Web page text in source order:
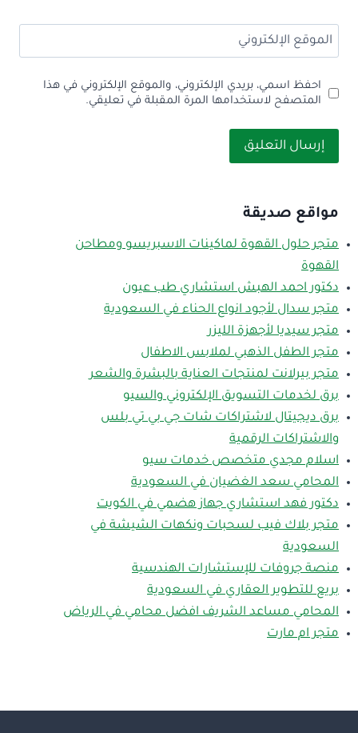
الموقع الإلكتروني
احفظ اسمي، بريدي الإلكتروني، والموقع الإلكتروني في هذا
المتصفح لاستخدامها المرة المقبلة في تعليقي.
مواقع صديقة
متجر حلول القهوة لماكينات الاسبريسو ومطاحن
القهوة
دكتور احمد الهبش استشاري طب عيون
متجر سدال لأجود انواع الحناء في السعودية
متجر سيديا لأجهزة الليزر
متجر الطفل الذهبي لملابس الاطفال
متجر بيرلانت لمنتجات العناية بالبشرة والشعر
برق لخدمات التسويق الإلكتروني والسيو
برق ديجيتال لاشتراكات شات جي بي تي بلس
والاشتراكات الرقمية
اسلام مجدي متخصص خدمات سيو
المحامي سعد الغضيان في السعودية
دكتور فهد استشاري جهاز هضمي في الكويت
متجر بلاك فيب لسحبات ونكهات الشيشة في
السعودية
منصة جروفات للإستشارات الهندسية
بريع للتطوير العقاري في السعودية
المحامي مساعد الشريف افضل محامي في الرياض
متجر ام مارت